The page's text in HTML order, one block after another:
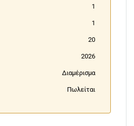
1
1
20
2026
Διαμέρισμα
Πωλείται